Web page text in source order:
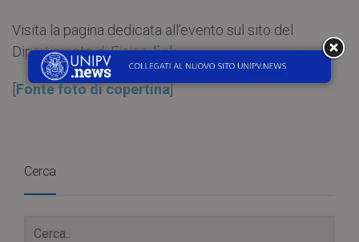
Visita la pagina dedicata all’evento sul sito del
Dipartimento di Fisica:link
[Fonte foto di copertina]
Cerca